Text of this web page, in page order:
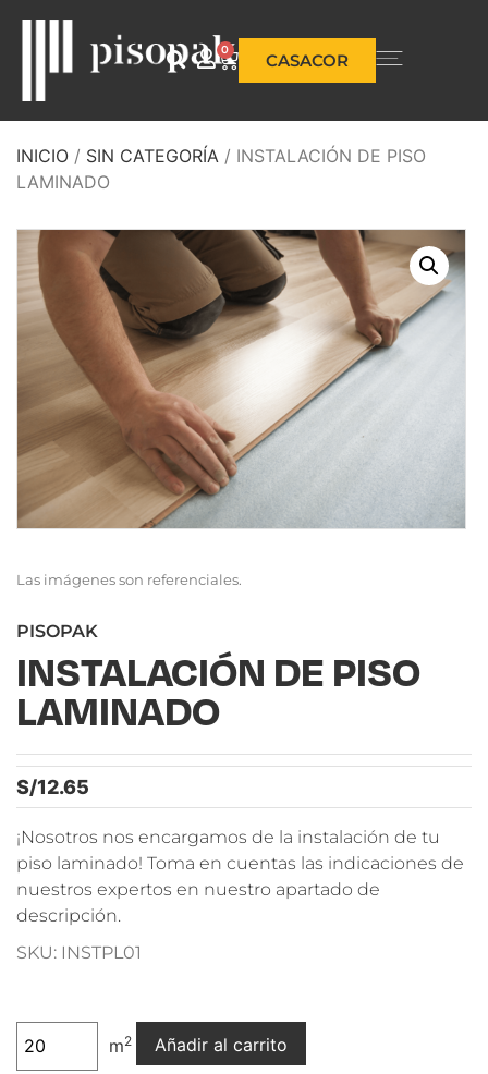
0
CASACOR
INICIO / SIN CATEGORÍA / INSTALACIÓN DE PISO
LAMINADO
Las imágenes son referenciales.
PISOPAK
INSTALACIÓN DE PISO
LAMINADO
S/12.65
¡Nosotros nos encargamos de la instalación de tu
piso laminado! Toma en cuentas las indicaciones de
nuestros expertos en nuestro apartado de
descripción.
SKU: INSTPL01
m2 Añadir al carrito